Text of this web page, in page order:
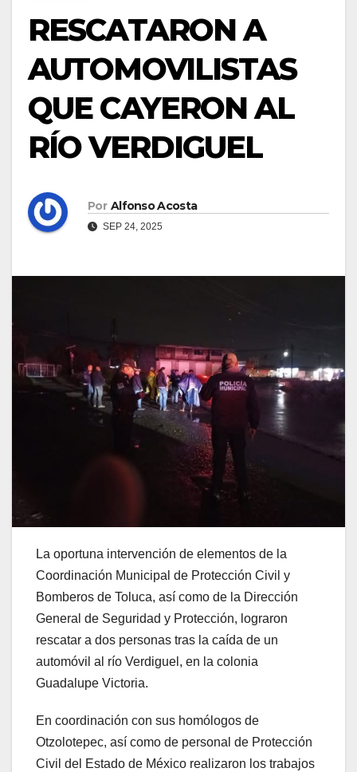
RESCATARON A
AUTOMOVILISTAS
QUE CAYERON AL
RÍO VERDIGUEL
Por Alfonso Acosta
SEP 24, 2025
La oportuna intervención de elementos de la
Coordinación Municipal de Protección Civil y
Bomberos de Toluca, así como de la Dirección
General de Seguridad y Protección, lograron
rescatar a dos personas tras la caída de un
automóvil al río Verdiguel, en la colonia
Guadalupe Victoria.
En coordinación con sus homólogos de
Otzolotepec, así como de personal de Protección
Civil del Estado de México realizaron los trabajos